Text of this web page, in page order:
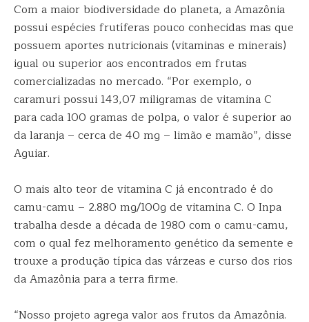
Com a maior biodiversidade do planeta, a Amazônia
possui espécies frutíferas pouco conhecidas mas que
possuem aportes nutricionais (vitaminas e minerais)
igual ou superior aos encontrados em frutas
comercializadas no mercado. “Por exemplo, o
caramuri possui 143,07 miligramas de vitamina C
para cada 100 gramas de polpa, o valor é superior ao
da laranja – cerca de 40 mg – limão e mamão”, disse
Aguiar.
O mais alto teor de vitamina C já encontrado é do
camu-camu – 2.880 mg/100g de vitamina C. O Inpa
trabalha desde a década de 1980 com o camu-camu,
com o qual fez melhoramento genético da semente e
trouxe a produção típica das várzeas e curso dos rios
da Amazônia para a terra firme.
“Nosso projeto agrega valor aos frutos da Amazônia.